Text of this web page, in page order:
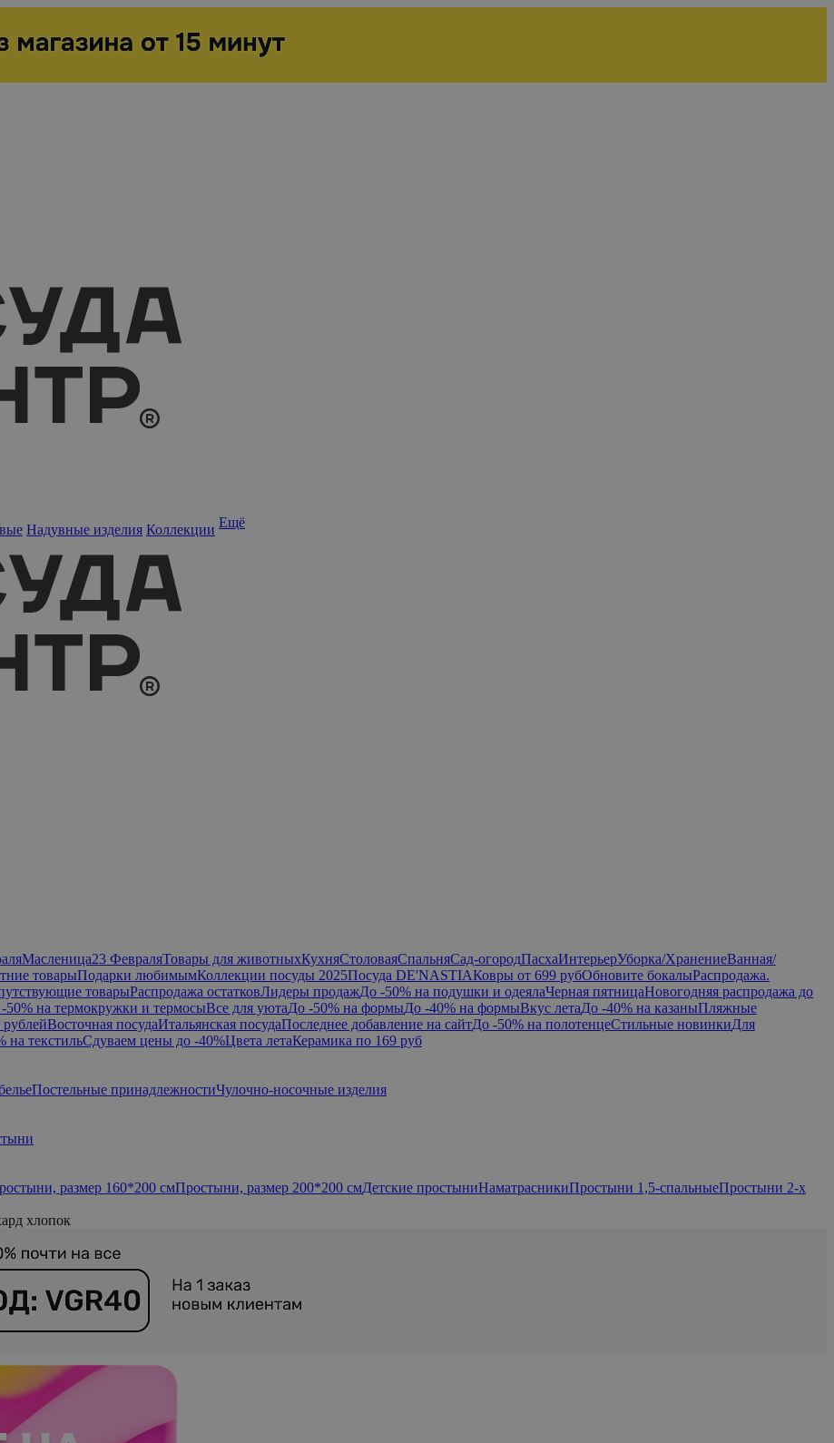
Надувные изделия Коллекции Ещё
Масленица23 ФевраляТовары для животныхКухняСтоловаяСпальняСад-огородПасхаИнтерьерУборка/ХранениеВанная/
товарыПодарки любимымКоллекции посуды 2025Посуда DE'NASTIAКовры от 699 рубОбновите бокалыРаспродажа.
товарыРаспродажа остатковЛидеры продажДо -50% на подушки и одеялаЧерная пятницаНовогодняя распродажа до
50% на термокружки и термосыВсе для уютаДо -50% на формыДо -40% на формыВкус летаДо -40% на казаныПляжные
Восточная посудаИтальянская посудаПоследнее добавление на сайтДо -50% на полотенцеСтильные новинкиДля
на текстильСдуваем цены до -40%Цвета летаКерамика по 169 руб
Постельные принадлежностиЧулочно-носочные изделия
размер 160*200 смПростыни, размер 200*200 смДетские простыниНаматрасникиПростыни 1,5-спальныеПростыни 2-х
хлопок